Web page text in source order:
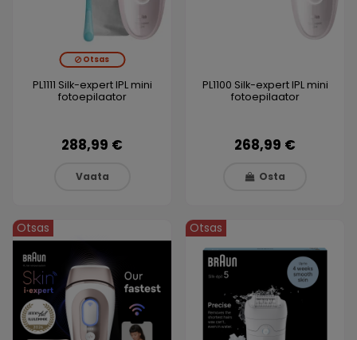
Otsas
PL1111 Silk-expert IPL mini
fotoepilaator
288,99 €
Vaata
PL1100 Silk-expert IPL mini
fotoepilaator
268,99 €
Osta
Otsas Otsas